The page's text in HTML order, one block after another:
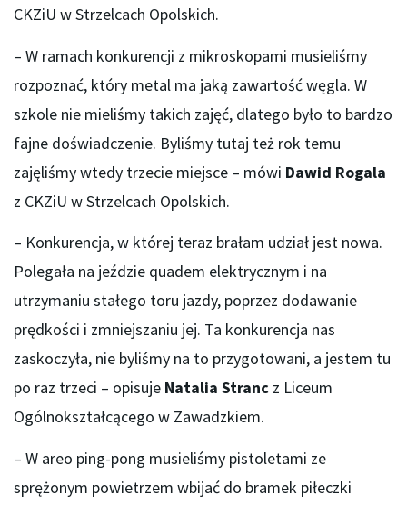
CKZiU w Strzelcach Opolskich.
– W ramach konkurencji z mikroskopami musieliśmy
rozpoznać, który metal ma jaką zawartość węgla. W
szkole nie mieliśmy takich zajęć, dlatego było to bardzo
fajne doświadczenie. Byliśmy tutaj też rok temu
zajęliśmy wtedy trzecie miejsce – mówi Dawid Rogala
z CKZiU w Strzelcach Opolskich.
– Konkurencja, w której teraz brałam udział jest nowa.
Polegała na jeździe quadem elektrycznym i na
utrzymaniu stałego toru jazdy, poprzez dodawanie
prędkości i zmniejszaniu jej. Ta konkurencja nas
zaskoczyła, nie byliśmy na to przygotowani, a jestem tu
po raz trzeci – opisuje Natalia Stranc z Liceum
Ogólnokształcącego w Zawadzkiem.
– W areo ping-pong musieliśmy pistoletami ze
sprężonym powietrzem wbijać do bramek piłeczki